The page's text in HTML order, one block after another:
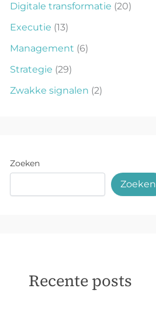
Digitale transformatie (20)
Executie (13)
Management (6)
Strategie (29)
Zwakke signalen (2)
Zoeken
Zoeken
Recente posts